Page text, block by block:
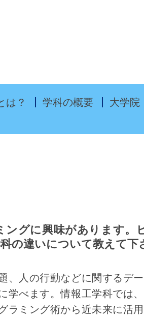
は？ 学科の概要 大学院
グに興味があります。
の違いについて教えて下
、人の行動などに関するデ
学べます。情報工学科では
ラミング術から近未来に活